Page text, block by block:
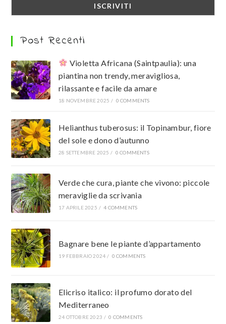
Post Recenti
Violetta Africana (Saintpaulia): una
piantina non trendy, meravigliosa,
rilassante e facile da amare
18 NOVEMBRE 2025 / 0 COMMENTS
Helianthus tuberosus: il Topinambur, fiore
del sole e dono d’autunno
28 SETTEMBRE 2025 / 0 COMMENTS
Verde che cura, piante che vivono: piccole
meraviglie da scrivania
17 APRILE 2025 / 4 COMMENTS
Bagnare bene le piante d’appartamento
19 FEBBRAIO 2024 / 0 COMMENTS
Elicriso italico: il profumo dorato del
Mediterraneo
24 OTTOBRE 2023 / 0 COMMENTS